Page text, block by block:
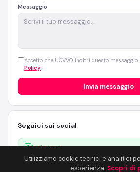
Messaggio
Accetto che UOVVO inoltri questo
Policy.
Invia messaggio
Seguici sui social
Instagram
Utilizziamo cookie tecnici e analitici
esperienza. Scopri di